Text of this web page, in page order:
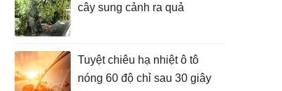
cây sung cảnh ra quả
Tuyệt chiêu hạ nhiệt ô tô
nóng 60 độ chỉ sau 30 giây